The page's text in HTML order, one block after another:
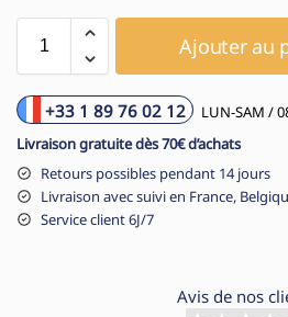
Ajouter au
+33 1 89 76 02 12
LUN-SAM /
Livraison gratuite dès 70€ d’achats
Retours possibles pendant 14 jours
Livraison avec suivi en France,
Service client 6J/7
Avis de nos